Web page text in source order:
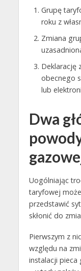
Grupę
roku z
Zmiana
Deklarację
obecnego
lub
Dwa
Uogólniając
taryfowej
przedstawić
skłonić do
Pierwszym z
względu na
instalacji pieca